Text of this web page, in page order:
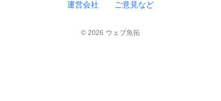
運営会社 ご意見など
© 2026 ウェブ魚拓